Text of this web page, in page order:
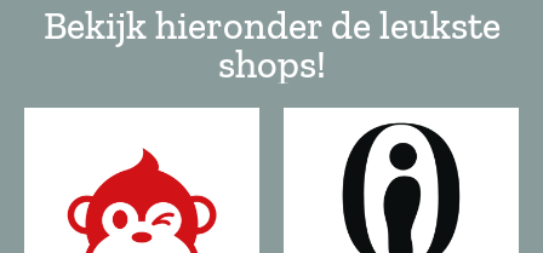
Bekijk hieronder de leukste
shops!